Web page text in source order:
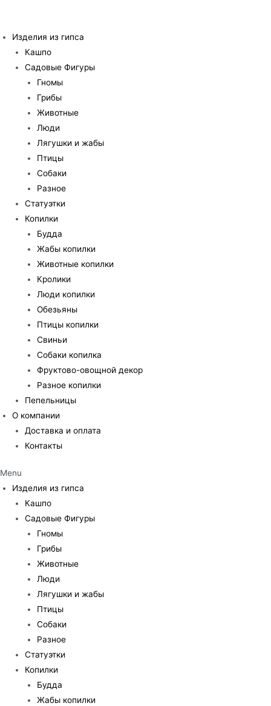
к
содержимому
Изделия из гипса
Кашпо
Садовые Фигуры
Гномы
Грибы
Животные
Люди
Лягушки и жабы
Птицы
Собаки
Разное
Статуэтки
Копилки
Будда
Жабы копилки
Животные копилки
Кролики
Люди копилки
Обезьяны
Птицы копилки
Свиньи
Собаки копилка
Фруктово-овощной декор
Разное копилки
Пепельницы
О компании
Доставка и оплата
Контакты
Menu
Изделия из гипса
Кашпо
Садовые Фигуры
Гномы
Грибы
Животные
Люди
Лягушки и жабы
Птицы
Собаки
Разное
Статуэтки
Копилки
Будда
Жабы копилки